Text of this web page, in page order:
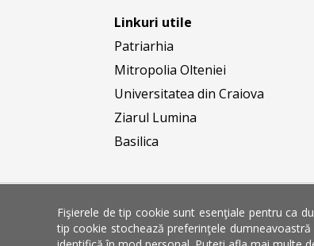
Fişierele de tip cookie sunt esenţiale pentru ca
tip cookie stochează preferinţele
Linkuri utile
Patriarhia
Mitropolia Olteniei
Universitatea din Craiova
Ziarul Lumina
Basilica